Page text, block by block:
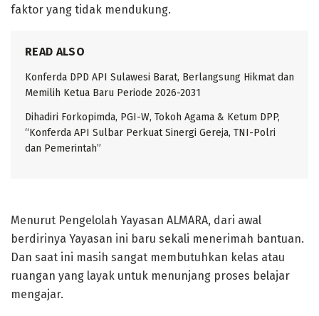
faktor yang tidak mendukung.
READ ALSO
Konferda DPD API Sulawesi Barat, Berlangsung Hikmat dan
Memilih Ketua Baru Periode 2026-2031
Dihadiri Forkopimda, PGI-W, Tokoh Agama & Ketum DPP,
“Konferda API Sulbar Perkuat Sinergi Gereja, TNI-Polri
dan Pemerintah”
Menurut Pengelolah Yayasan ALMARA, dari awal
berdirinya Yayasan ini baru sekali menerimah bantuan.
Dan saat ini masih sangat membutuhkan kelas atau
ruangan yang layak untuk menunjang proses belajar
mengajar.